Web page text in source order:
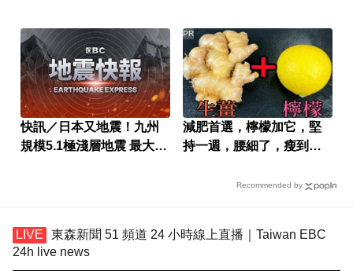
快訊／日本又地震！九州
規模5.1極淺層地震 最大震
減肥首選，檸檬加它，堅
持一週，腰細了，瘦到你
PR
Recommended by
東森新聞 51 頻道 24 小時線上直播｜Taiwan EBC
24h live news